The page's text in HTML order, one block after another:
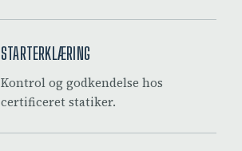
STARTERKLÆRING
Kontrol og godkendelse hos
certificeret statiker.